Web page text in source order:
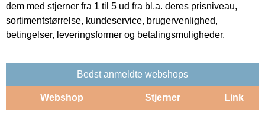
dem med stjerner fra 1 til 5 ud fra bl.a. deres prisniveau,
sortimentstørrelse, kundeservice, brugervenlighed,
betingelser, leveringsformer og betalingsmuligheder.
Bedst anmeldte webshops
Webshop Stjerner Link